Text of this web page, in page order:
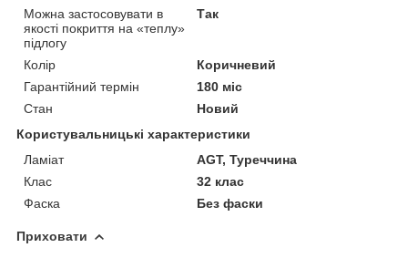
Можна застосовувати в
якості покриття на «теплу»
підлогу
Так
Колір
Коричневий
Гарантійний термін
180 міс
Стан
Новий
Користувальницькі характеристики
Ламіат
AGT, Туреччина
Клас
32 клас
Фаска
Без фаски
Приховати